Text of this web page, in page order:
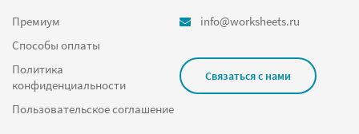
Премиум
Способы оплаты
Политика
конфиденциальности
Пользовательское соглашение
info@worksheets.ru
Связаться с нами